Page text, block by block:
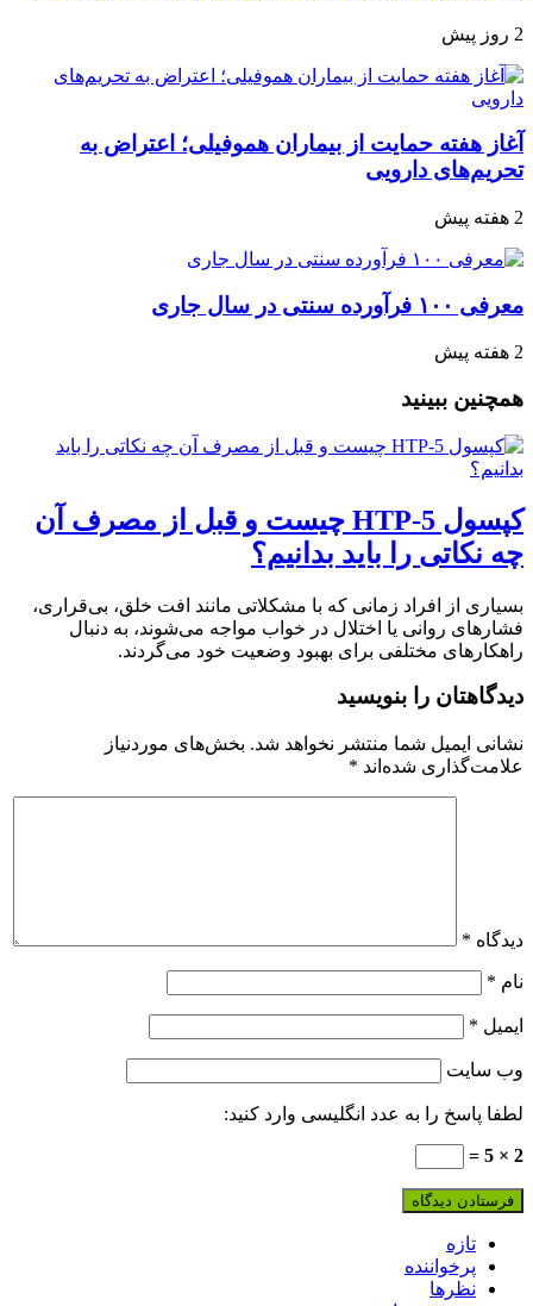
2 روز پیش
آغاز هفته حمایت از بیماران هموفیلی؛ اعتراض به
تحریم‌های دارویی
2 هفته پیش
معرفی ۱۰۰ فرآورده سنتی در سال جاری
2 هفته پیش
همچنین ببینید
کپسول 5-HTP چیست و قبل از مصرف آن
چه نکاتی را باید بدانیم؟
بسیاری از افراد زمانی که با مشکلاتی مانند افت خلق، بی‌قراری،
فشارهای روانی یا اختلال در خواب مواجه می‌شوند، به دنبال
راهکارهای مختلفی برای بهبود وضعیت خود می‌گردند.
دیدگاهتان را بنویسید
نشانی ایمیل شما منتشر نخواهد شد. بخش‌های موردنیاز
علامت‌گذاری شده‌اند *
دیدگاه *
نام *
ایمیل *
وب‌ سایت
لطفا پاسخ را به عدد انگلیسی وارد کنید:
2 × 5 =
تازه
پرخواننده
نظرها